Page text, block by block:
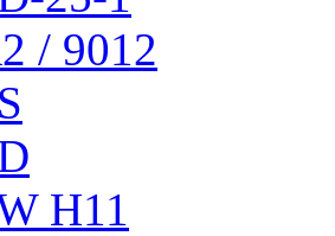
/ 9012
H11